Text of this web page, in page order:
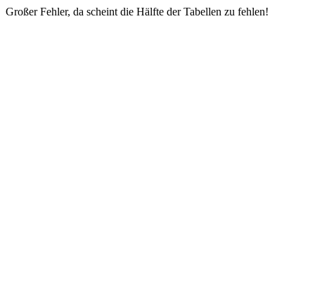
Großer Fehler, da scheint die Hälfte der Tabellen zu fehlen!